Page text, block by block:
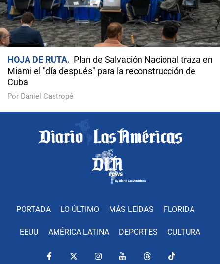
HOJA DE RUTA
Plan de Salvación Nacional traza en
Miami el "día después" para la reconstrucción de
Cuba
Por Daniel Castropé
PORTADA LO ÚLTIMO MÁS LEÍDAS FLORIDA
EEUU AMÉRICA LATINA DEPORTES CULTURA